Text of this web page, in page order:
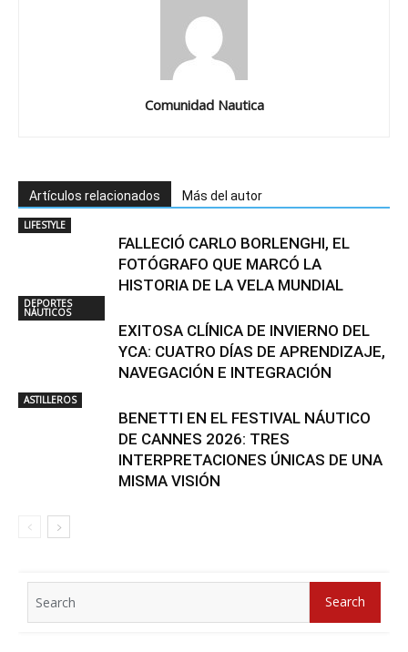
Comunidad Nautica
Artículos relacionados Más del autor
LIFESTYLE
FALLECIÓ CARLO BORLENGHI, EL
FOTÓGRAFO QUE MARCÓ LA
HISTORIA DE LA VELA MUNDIAL
DEPORTES
NÁUTICOS
EXITOSA CLÍNICA DE INVIERNO DEL
YCA: CUATRO DÍAS DE APRENDIZAJE,
NAVEGACIÓN E INTEGRACIÓN
ASTILLEROS
BENETTI EN EL FESTIVAL NÁUTICO
DE CANNES 2026: TRES
INTERPRETACIONES ÚNICAS DE UNA
MISMA VISIÓN
for:
Search